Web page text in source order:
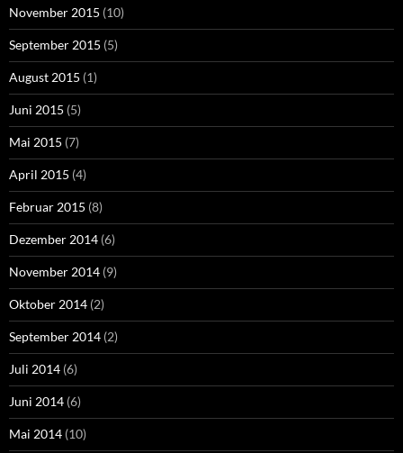
November 2015 (10)
September 2015 (5)
August 2015 (1)
Juni 2015 (5)
Mai 2015 (7)
April 2015 (4)
Februar 2015 (8)
Dezember 2014 (6)
November 2014 (9)
Oktober 2014 (2)
September 2014 (2)
Juli 2014 (6)
Juni 2014 (6)
Mai 2014 (10)